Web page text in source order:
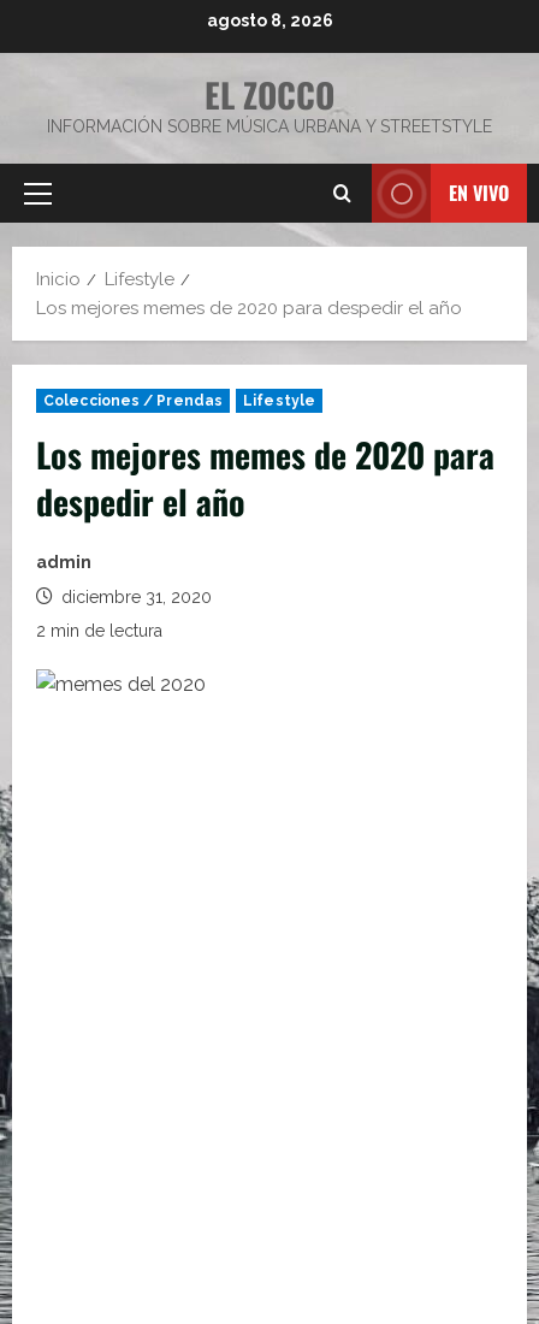
agosto 8, 2026
EL ZOCCO
INFORMACIÓN SOBRE MÚSICA URBANA Y STREETSTYLE
Menú
EN VIVO
Inicio
Lifestyle
Los mejores memes de 2020 para despedir el año
Colecciones / Prendas Lifestyle
Los mejores memes de 2020 para
despedir el año
admin
diciembre 31, 2020
2 min de lectura